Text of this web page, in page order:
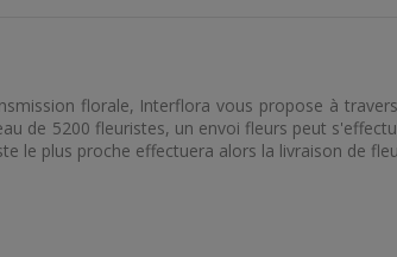
florale, Interflora vous propose à
de 5200 fleuristes, un envoi fleurs peut
le plus proche effectuera alors la livraison de